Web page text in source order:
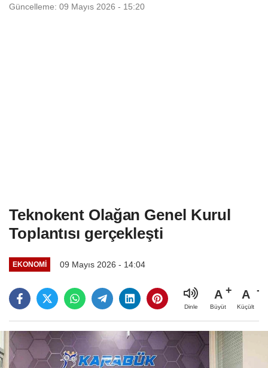
Güncelleme: 09 Mayıs 2026 - 15:20
Teknokent Olağan Genel Kurul
Toplantısı gerçekleşti
EKONOMI 09 Mayıs 2026 - 14:04
Dinle
A
Büyüt
A
Küçült